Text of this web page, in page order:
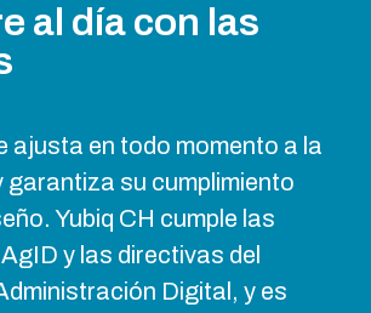
al día con las
ajusta en todo momento a la
garantiza su cumplimiento
Yubiq CH cumple las
y las directivas del
Digital, y es